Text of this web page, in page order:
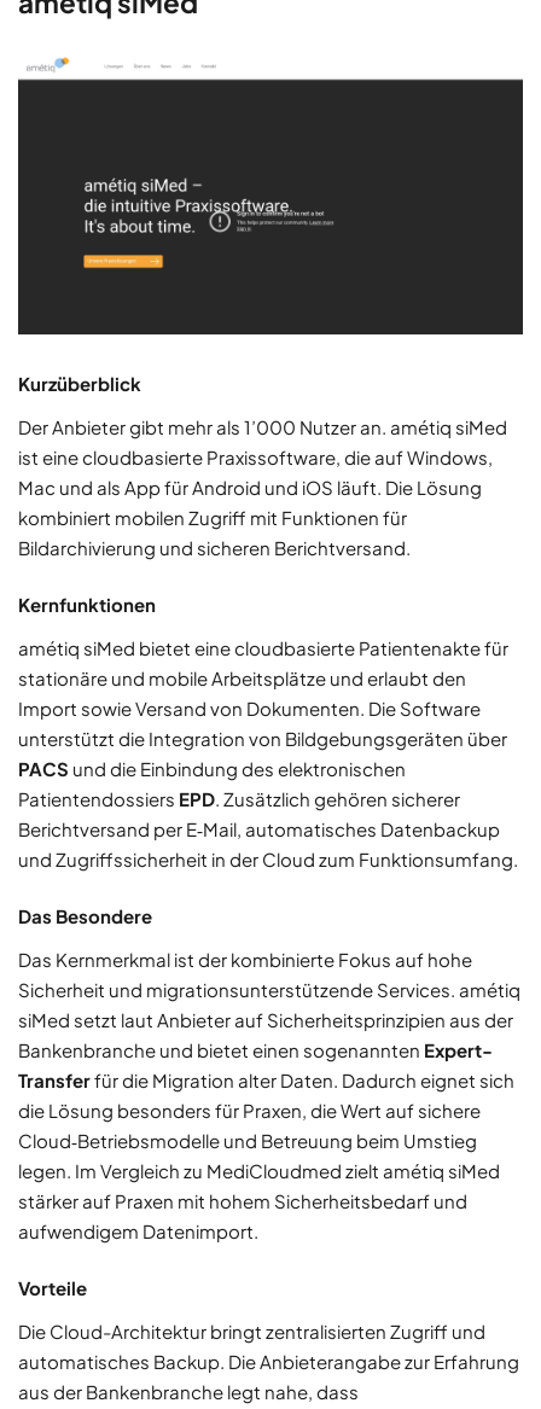
Kurzüberblick
Der Anbieter gibt mehr als 1’000 Nutzer an. amétiq siMed
ist eine cloudbasierte Praxissoftware, die auf Windows,
Mac und als App für Android und iOS läuft. Die Lösung
kombiniert mobilen Zugriff mit Funktionen für
Bildarchivierung und sicheren Berichtversand.
Kernfunktionen
amétiq siMed bietet eine cloudbasierte Patientenakte für
stationäre und mobile Arbeitsplätze und erlaubt den
Import sowie Versand von Dokumenten. Die Software
unterstützt die Integration von Bildgebungsgeräten über
PACS und die Einbindung des elektronischen
Patientendossiers EPD. Zusätzlich gehören sicherer
Berichtversand per E‑Mail, automatisches Datenbackup
und Zugriffssicherheit in der Cloud zum Funktionsumfang.
Das Besondere
Das Kernmerkmal ist der kombinierte Fokus auf hohe
Sicherheit und migrationsunterstützende Services. amétiq
siMed setzt laut Anbieter auf Sicherheitsprinzipien aus der
Bankenbranche und bietet einen sogenannten Expert-
Transferfür die Migration alter Daten. Dadurch eignet sich
die Lösung besonders für Praxen, die Wert auf sichere
Cloud‑Betriebsmodelle und Betreuung beim Umstieg
legen. Im Vergleich zu MediCloudmed zielt amétiq siMed
stärker auf Praxen mit hohem Sicherheitsbedarf und
aufwendigem Datenimport.
Vorteile
Die Cloud-Architektur bringt zentralisierten Zugriff und
automatisches Backup. Die Anbieterangabe zur Erfahrung
aus der Bankenbranche legt nahe, dass